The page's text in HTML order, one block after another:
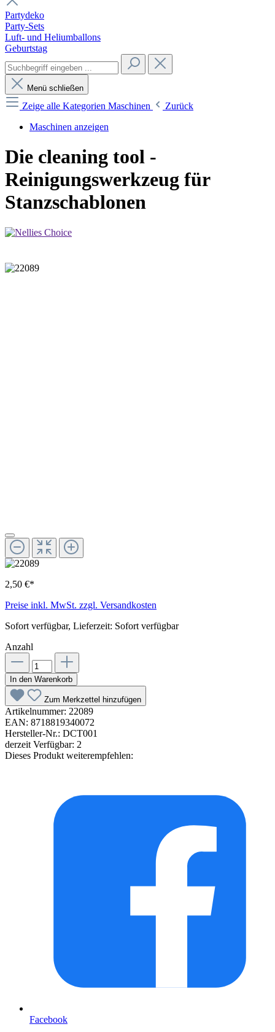
Partydeko
Party-Sets
Luft- und Heliumballons
Geburtstag
Menü schließen
Zeige alle Kategorien Maschinen
Zurück
Maschinen anzeigen
Die cleaning tool -
Reinigungswerkzeug für
Stanzschablonen
2,50 €*
Preise inkl. MwSt. zzgl. Versandkosten
Sofort verfügbar, Lieferzeit: Sofort verfügbar
Anzahl
In den Warenkorb
Zum Merkzettel hinzufügen
Artikelnummer: 22089
EAN: 8718819340072
Hersteller-Nr.: DCT001
derzeit Verfügbar: 2
Dieses Produkt weiterempfehlen:
Facebook